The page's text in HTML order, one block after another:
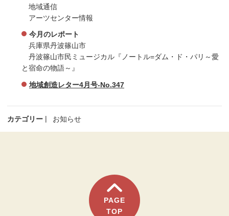
地域通信
アーツセンター情報
今月のレポート
兵庫県丹波篠山市
丹波篠山市民ミュージカル『ノートル=ダム・ド・パリ～愛
と宿命の物語～』
地域創造レター4月号-No.347
カテゴリー お知らせ
PAGE
TOP